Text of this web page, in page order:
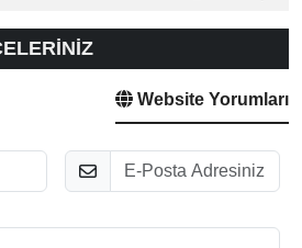
Website Yorumları
E-Posta